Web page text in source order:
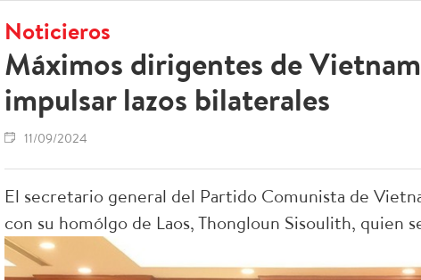
Noticieros
Máximos dirigentes de
impulsar lazos bilaterales
11/09/2024
El secretario general del Partido Comunista de
con su homólgo de Laos, Thongloun Sisoulith, quien